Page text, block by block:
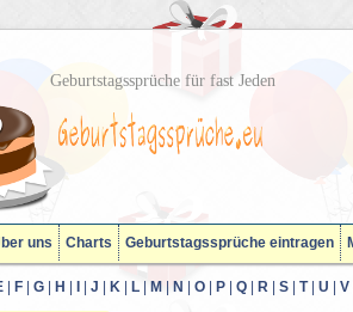
Geburtstagssprüche für fast Jeden
uns Charts Geburtstagssprüche eintragen
F G H J K L M N O P Q R S T| U V